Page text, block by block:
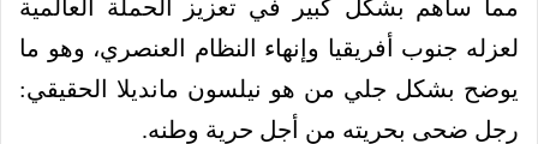
مما ساهم بشكل كبير في تعزيز الحملة العالمية
لعزله جنوب أفريقيا وإنهاء النظام العنصري، وهو ما
يوضح بشكل جلي من هو نيلسون مانديلا الحقيقي:
رجل ضحى بحريته من أجل حرية وطنه.